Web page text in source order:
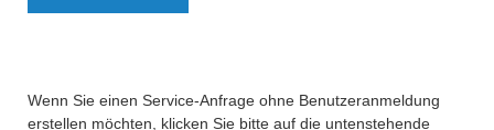
Wenn Sie einen Service-Anfrage ohne Benutzeranmeldung
erstellen möchten, klicken Sie bitte auf die untenstehende